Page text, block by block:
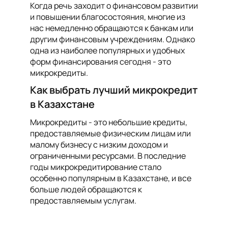
Когда речь заходит о финансовом развитии
и повышении благосостояния, многие из
нас немедленно обращаются к банкам или
другим финансовым учреждениям. Однако
одна из наиболее популярных и удобных
форм финансирования сегодня - это
микрокредиты.
Как выбрать лучший микрокредит
в Казахстане
Микрокредиты - это небольшие кредиты,
предоставляемые физическим лицам или
малому бизнесу с низким доходом и
ограниченными ресурсами. В последние
годы микрокредитирование стало
особенно популярным в Казахстане, и все
больше людей обращаются к
предоставляемым услугам.